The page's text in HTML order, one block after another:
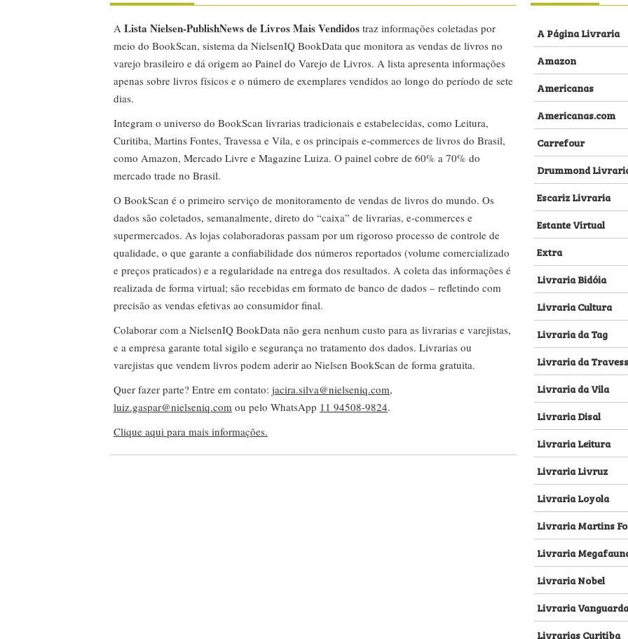
A Lista Nielsen-PublishNews de Livros Mais Vendidos traz informações coletadas por
meio do BookScan, sistema da NielsenIQ BookData que monitora as vendas de livros no
varejo brasileiro e dá origem ao Painel do Varejo de Livros. A lista apresenta informações
apenas sobre livros físicos e o número de exemplares vendidos ao longo do período de sete
dias.
Integram o universo do BookScan livrarias tradicionais e estabelecidas, como Leitura,
Curitiba, Martins Fontes, Travessa e Vila, e os principais e-commerces de livros do Brasil,
como Amazon, Mercado Livre e Magazine Luiza. O painel cobre de 60% a 70% do
mercado trade no Brasil.
O BookScan é o primeiro serviço de monitoramento de vendas de livros do mundo. Os
dados são coletados, semanalmente, direto do “caixa” de livrarias, e-commerces e
supermercados. As lojas colaboradoras passam por um rigoroso processo de controle de
qualidade, o que garante a confiabilidade dos números reportados (volume comercializado
e preços praticados) e a regularidade na entrega dos resultados. A coleta das informações é
realizada de forma virtual; são recebidas em formato de banco de dados – refletindo com
precisão as vendas efetivas ao consumidor final.
Colaborar com a NielsenIQ BookData não gera nenhum custo para as livrarias e varejistas,
e a empresa garante total sigilo e segurança no tratamento dos dados. Livrarias ou
varejistas que vendem livros podem aderir ao Nielsen BookScan de forma gratuita.
Quer fazer parte? Entre em contato: jacira.silva@nielseniq.com,
luiz.gaspar@nielseniq.com ou pelo WhatsApp 11 94508-9824.
Clique aqui para mais informações.
A Página Livraria
Amazon
Americanas
Americanas.com
Carrefour
Drummond
Escariz Livraria
Estante Virtual
Extra
Livraria Bidóia
Livraria Cultura
Livraria da Tag
Livraria da
Livraria da Vila
Livraria Disal
Livraria Leitura
Livraria Livruz
Livraria Loyola
Livraria Martins
Livraria
Livraria Nobel
Livraria Vanguarda
Livrarias Curitiba